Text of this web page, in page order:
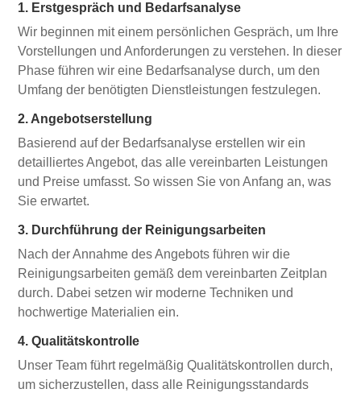
1. Erstgespräch und Bedarfsanalyse
Wir beginnen mit einem persönlichen Gespräch, um Ihre
Vorstellungen und Anforderungen zu verstehen. In dieser
Phase führen wir eine Bedarfsanalyse durch, um den
Umfang der benötigten Dienstleistungen festzulegen.
2. Angebotserstellung
Basierend auf der Bedarfsanalyse erstellen wir ein
detailliertes Angebot, das alle vereinbarten Leistungen
und Preise umfasst. So wissen Sie von Anfang an, was
Sie erwartet.
3. Durchführung der Reinigungsarbeiten
Nach der Annahme des Angebots führen wir die
Reinigungsarbeiten gemäß dem vereinbarten Zeitplan
durch. Dabei setzen wir moderne Techniken und
hochwertige Materialien ein.
4. Qualitätskontrolle
Unser Team führt regelmäßig Qualitätskontrollen durch,
um sicherzustellen, dass alle Reinigungsstandards